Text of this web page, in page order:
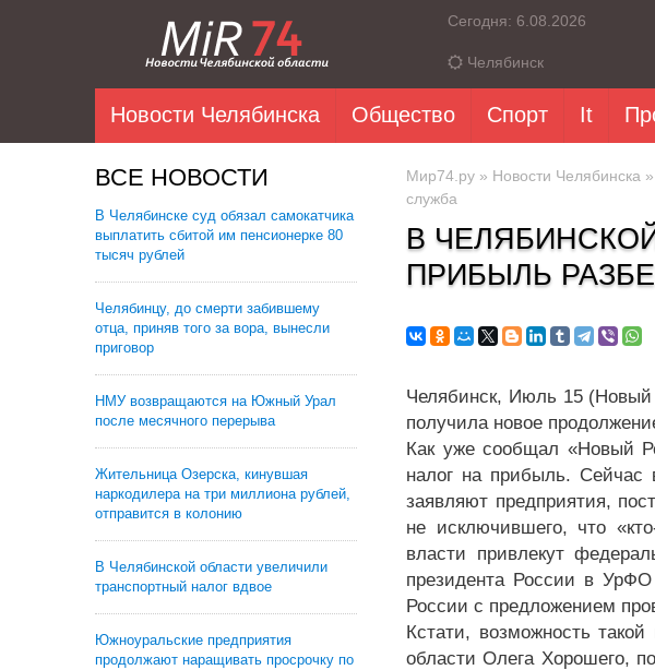
Сегодня: 6.08.2026
Челябинск
Новости Челябинска Общество Спорт It
ВСЕ НОВОСТИ
В Челябинске суд обязал самокатчика
выплатить сбитой им пенсионерке 80
тысяч рублей
Челябинцу, до смерти забившему
отца, приняв того за вора, вынесли
приговор
НМУ возвращаются на Южный Урал
после месячного перерыва
Жительница Озерска, кинувшая
наркодилера на три миллиона рублей,
отправится в колонию
В Челябинской области увеличили
транспортный налог вдвое
Южноуральские предприятия
продолжают наращивать просрочку по
Мир74.ру » Новости Челябинска
служба
В
ПРИБЫЛЬ
Челябинск, Июль 15 (Новый
получила новое
Как уже сообщал «Новый
налог на прибыль. Сейчас
заявляют предприятия,
не исключившего, что
власти привлекут
президента России в
России с предложением
Кстати, возможность
области Олега Хорошего,